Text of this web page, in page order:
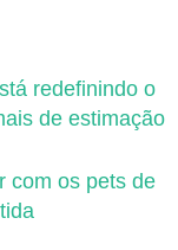
redefinindo o
de estimação
com os pets de